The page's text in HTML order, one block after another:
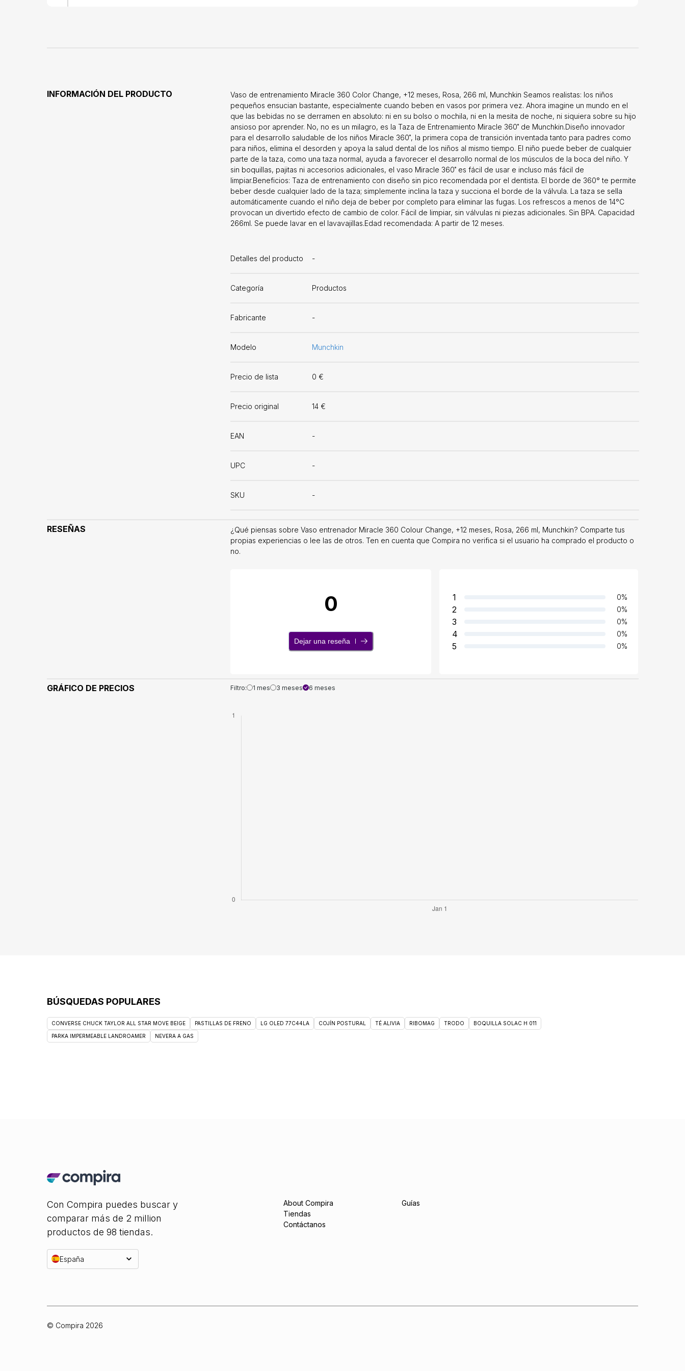
INFORMACIÓN DEL PRODUCTO
Vaso de entrenamiento Miracle 360 ​​Color Change, +12 meses, Rosa, 266 ml, Munchkin Seamos realistas: los niños
pequeños ensucian bastante, especialmente cuando beben en vasos por primera vez. Ahora imagine un mundo en el
que las bebidas no se derramen en absoluto: ni en su bolso o mochila, ni en la mesita de noche, ni siquiera sobre su hijo
ansioso por aprender. No, no es un milagro, es la Taza de Entrenamiento Miracle 360˚ de Munchkin.Diseño innovador
para el desarrollo saludable de los niños Miracle 360˚, la primera copa de transición inventada tanto para padres como
para niños, elimina el desorden y apoya la salud dental de los niños al mismo tiempo. El niño puede beber de cualquier
parte de la taza, como una taza normal, ayuda a favorecer el desarrollo normal de los músculos de la boca del niño. Y
sin boquillas, pajitas ni accesorios adicionales, el vaso Miracle 360˚ es fácil de usar e incluso más fácil de
limpiar.Beneficios: Taza de entrenamiento con diseño sin pico recomendada por el dentista. El borde de 360° te permite
beber desde cualquier lado de la taza; simplemente inclina la taza y succiona el borde de la válvula. La taza se sella
automáticamente cuando el niño deja de beber por completo para eliminar las fugas. Los refrescos a menos de 14°C
provocan un divertido efecto de cambio de color. Fácil de limpiar, sin válvulas ni piezas adicionales. Sin BPA. Capacidad
266ml. Se puede lavar en el lavavajillas.Edad recomendada: A partir de 12 meses.
Detalles del producto -
Categoría Productos
Fabricante -
Modelo Munchkin
Precio de lista 0 €
Precio original 14 €
EAN -
UPC -
SKU -
RESEÑAS
¿Qué piensas sobre Vaso entrenador Miracle 360 Colour Change, +12 meses, Rosa, 266 ml, Munchkin? Comparte tus
propias experiencias o lee las de otros. Ten en cuenta que Compira no verifica si el usuario ha comprado el producto o
no.
0
Dejar una reseña
1 0%
2 0%
3 0%
4 0%
5 0%
GRÁFICO DE PRECIOS Filtro: 1 mes 3 meses 6 meses
BÚSQUEDAS POPULARES
CONVERSE CHUCK TAYLOR ALL STAR MOVE BEIGE PASTILLAS DE FRENO LG OLED 77C44LA COJÍN POSTURAL TÉ ALIVIA RIBOMAG TRODO BOQUILLA SOLAC H 011
PARKA IMPERMEABLE LANDROAMER NEVERA A GAS
Con Compira puedes buscar y
comparar más de 2 million
productos de 98 tiendas.
España
About Compira
Tiendas
Contáctanos
Guías
© Compira 2026